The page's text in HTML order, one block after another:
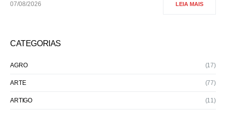
07/08/2026 LEIA MAIS
CATEGORIAS
AGRO (17)
ARTE (77)
ARTIGO (11)